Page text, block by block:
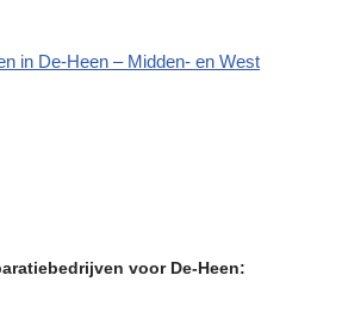
in De-Heen – Midden- en West
voor De-Heen: